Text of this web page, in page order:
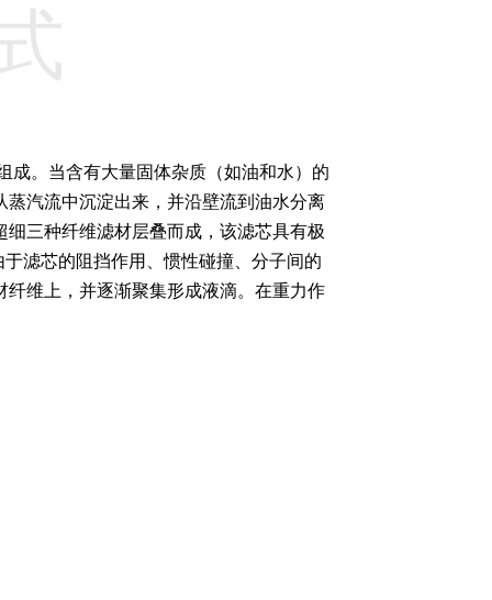
成。 当含有大量固体杂质（如油和水）的
汽流中沉淀出来，并沿壁流到油水分离
细三种纤维滤材层叠而成，该滤芯具有极
滤芯的阻挡作用、惯性碰撞、分子间的
维上，并逐渐聚集形成液滴。在重力作